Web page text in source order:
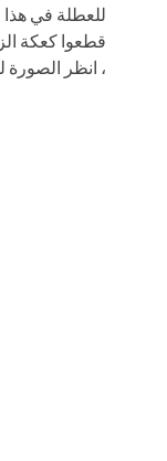
للعطلة في
قطعوا كعكة
، انظر الصورة